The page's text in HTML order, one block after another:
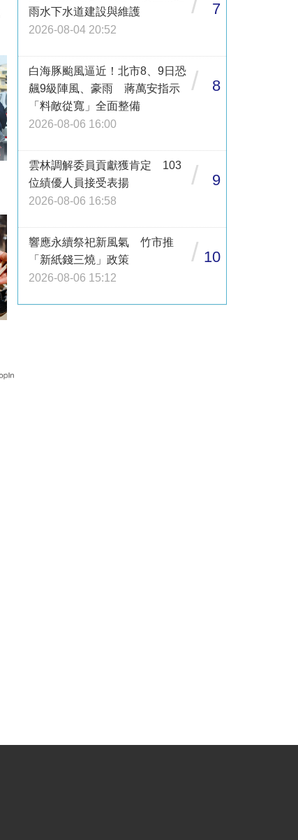
雨水下水道建設與維護
2026-08-04 20:52
7
白海豚颱風逼近！北市8、9日恐
飆9級陣風、豪雨 蔣萬安指示
「料敵從寬」全面整備
2026-08-06 16:00
/ 8
雲林調解委員貢獻獲肯定 103
位績優人員接受表揚
2026-08-06 16:58
/ 9
響應永續祭祀新風氣 竹市推
「新紙錢三燒」政策
2026-08-06 15:12
/ 10